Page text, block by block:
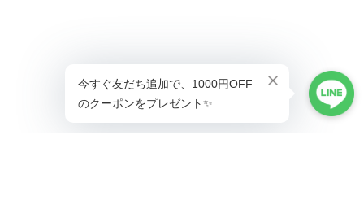
ショップに質問する